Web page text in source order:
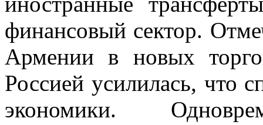
финансовый сектор.
Армении в новых
Россией усилилась, что
экономики.